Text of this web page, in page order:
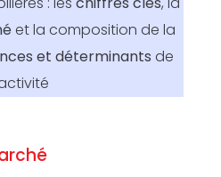
et la composition de la
et déterminants de